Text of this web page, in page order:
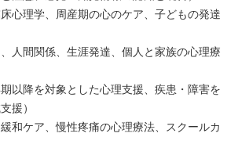
床心理学、周産期の心のケア、子どもの発達
、人間関係、生涯発達、個人と家族の心理療
期以降を対象とした心理支援、疾患・障害を
援）
緩和ケア、慢性疼痛の心理療法、スクールカ